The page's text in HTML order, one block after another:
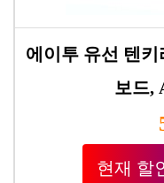
에이투 유선 텐키
보드,
현재 할